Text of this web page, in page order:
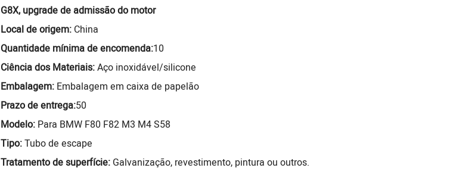
G8X, upgrade de admissão do motor
Local de origem: China
Quantidade mínima de encomenda:10
Ciência dos Materiais:Aço inoxidável/silicone
Embalagem: Embalagem em caixa de papelão
Prazo de entrega:50
Modelo: Para BMW F80 F82 M3 M4 S58
Tipo:Tubo de escape
Tratamento de superfície: Galvanização, revestimento, pintura ou outros.